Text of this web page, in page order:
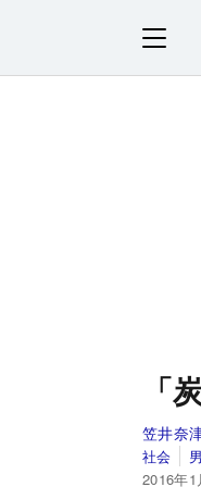
「
笠井奈
社会
2016年